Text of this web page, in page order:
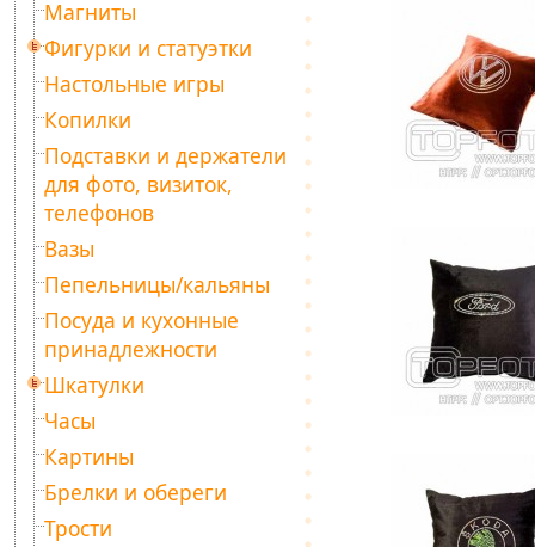
Магниты
Фигурки и статуэтки
Настольные игры
Копилки
Подставки и держатели
для фото, визиток,
телефонов
Вазы
Пепельницы/кальяны
Посуда и кухонные
принадлежности
Шкатулки
Часы
Картины
Брелки и обереги
Трости